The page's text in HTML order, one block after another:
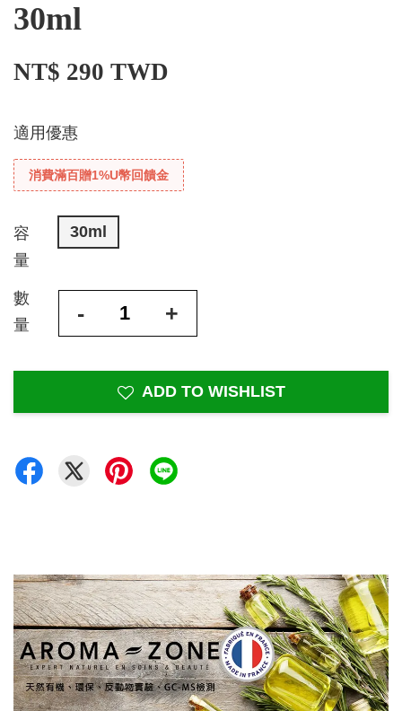
30ml
NT$ 290 TWD
適用優惠
消費滿百贈1%U幣回饋金
容
量
30ml
數
量
- +
ADD TO WISHLIST